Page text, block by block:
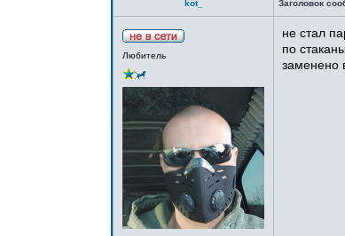
kot_ Заголовок
Любитель
не стал
по
заменено